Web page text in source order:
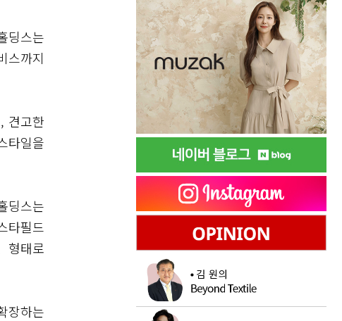
딩스는
스까지
견고한
타일을
딩스는
타필드
형태로
하는